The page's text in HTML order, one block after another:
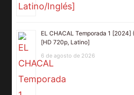
EL CHACAL Temporada 1
[HD 720p, Latino]
6 de agosto de 2026